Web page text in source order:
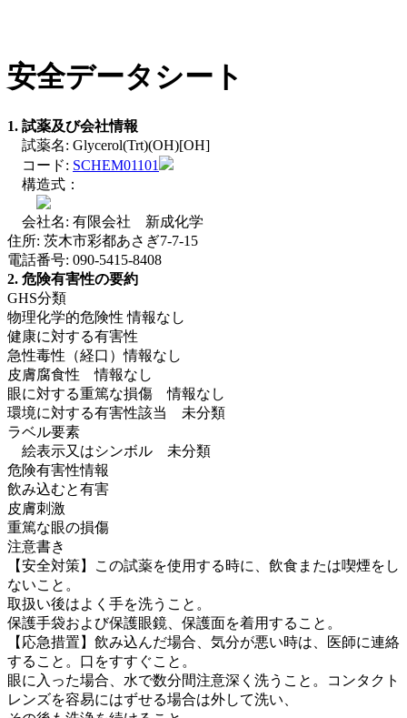
安全データシート
1. 試薬及び会社情報
試薬名: Glycerol(Trt)(OH)[OH]
コード: SCHEM01101
構造式：
会社名: 有限会社 新成化学
住所: 茨木市彩都あさぎ7-7-15
電話番号: 090-5415-8408
2. 危険有害性の要約
GHS分類
物理化学的危険性 情報なし
健康に対する有害性
急性毒性（経口）情報なし
皮膚腐食性 情報なし
眼に対する重篤な損傷 情報なし
環境に対する有害性該当 未分類
ラベル要素
絵表示又はシンボル 未分類
危険有害性情報
飲み込むと有害
皮膚刺激
重篤な眼の損傷
注意書き
【安全対策】この試薬を使用する時に、飲食または喫煙をし
ないこと。
取扱い後はよく手を洗うこと。
保護手袋および保護眼鏡、保護面を着用すること。
【応急措置】飲み込んだ場合、気分が悪い時は、医師に連絡
すること。口をすすぐこと。
眼に入った場合、水で数分間注意深く洗うこと。コンタクト
レンズを容易にはずせる場合は外して洗い、